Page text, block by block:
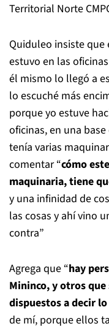
Territorial Norte
Quiduleo insiste que
estuvo en las
él mismo lo llegó a
lo escuché más
porque yo estuve
oficinas, en una
tenía varias
comentar “cómo
maquinaria, tiene
y una infinidad de
las cosas y ahí vino
contra”
Agrega que “hay
Mininco, y otros
dispuestos a decir
de mí, porque ellos